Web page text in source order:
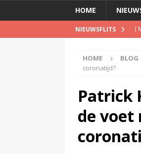
HOME
NIEUWSFLITS (
(
HOME BLOG
coronatijd?
Patrick
de voet